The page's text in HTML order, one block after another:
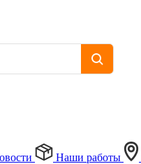
Наши работы